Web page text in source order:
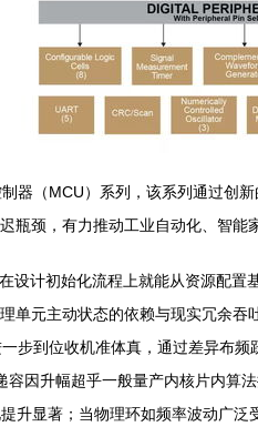
器（MCU）系列，该系列通过创
瓶颈，有力推动工业自动化、智
设计初始化流程上就能从资源配
单元主动状态的依赖与现实冗余
步到位收机准体真，通过差异布
因升幅超乎一般量产内核片内
升显著；当物理环如频率波动广